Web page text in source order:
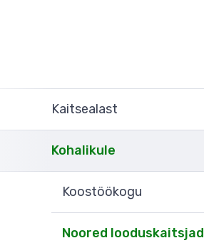
Kaitsealast
Kohalikule
Koostöökogu
Noored looduskaitsjad